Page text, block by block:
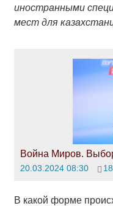
иностранными
мест для
Война Миров.
20.03.2024 08:30
В какой форме